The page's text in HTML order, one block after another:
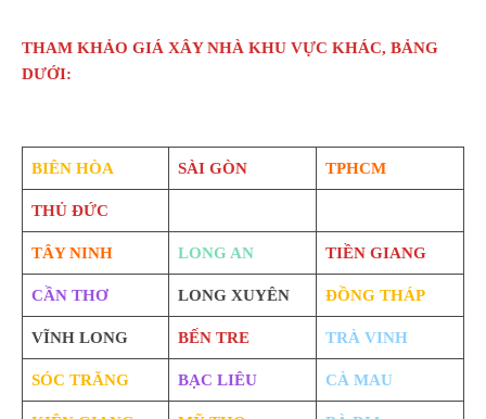
THAM KHẢO GIÁ XÂY NHÀ KHU VỰC KHÁC, BẢNG
DƯỚI:
BIÊN HÒA SÀI GÒN TPHCM
THỦ ĐỨC
TÂY NINH LONG AN TIỀN GIANG
CẦN THƠ LONG XUYÊN ĐỒNG THÁP
VĨNH LONG BẾN TRE TRÀ VINH
SÓC TRĂNG BẠC LIÊU CÀ MAU